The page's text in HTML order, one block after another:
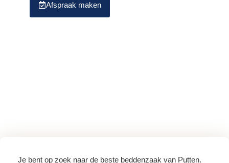
Afspraak maken
Je bent op zoek naar de beste beddenzaak van Putten.